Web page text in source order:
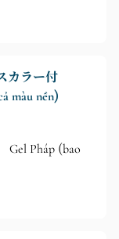
カラー付
màu nền)
Pháp (bao